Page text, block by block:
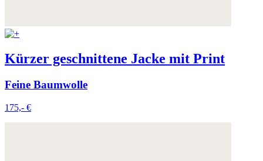
Kürzer geschnittene Jacke mit Print
Feine Baumwolle
175,- €